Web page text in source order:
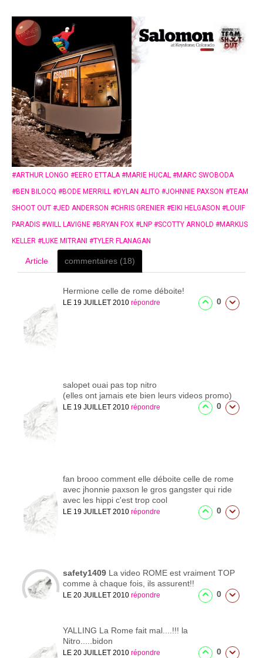
#ARTHUR LONGO #EERO ETTALA #MARIE HUCAL #MARC SWOBODA
#BEN BILOCQ #BODE MERRILL #DYLAN ALITO #JOHNNIE PAXSON #TEAM
SHOOT OUT #JED ANDERSON #CHRIS GRENIER #EIKI HELGASON #LOUIF
PARADIS #WILL LAVIGNE #BRYAN FOX #LNP #SCOTTY ARNOLD #MARKUS
KELLER #LUKE MITRANI #TYLER FLANAGAN
Article commentaires (18)
Hermione celle de rome déboite!
LE 19 JUILLET 2010 répondre 0
salopet ouai pas top nitro
(elles ont jamais ete bien leurs videos promo)
LE 19 JUILLET 2010 répondre 0
fan brooo comment elle déboite celle de rome
avec jhonnie paxson le gros gangster qui ride
avec les hippi c'est trop cool
LE 19 JUILLET 2010 répondre 0
safety1409 La video ROME est vraiment TOP
comme à chaque fois, ils assurent!!
LE 20 JUILLET 2010 répondre 0
YALLING La Rome fait mal....!!! la
Nitro.....bidon
LE 20 JUILLET 2010 répondre 0